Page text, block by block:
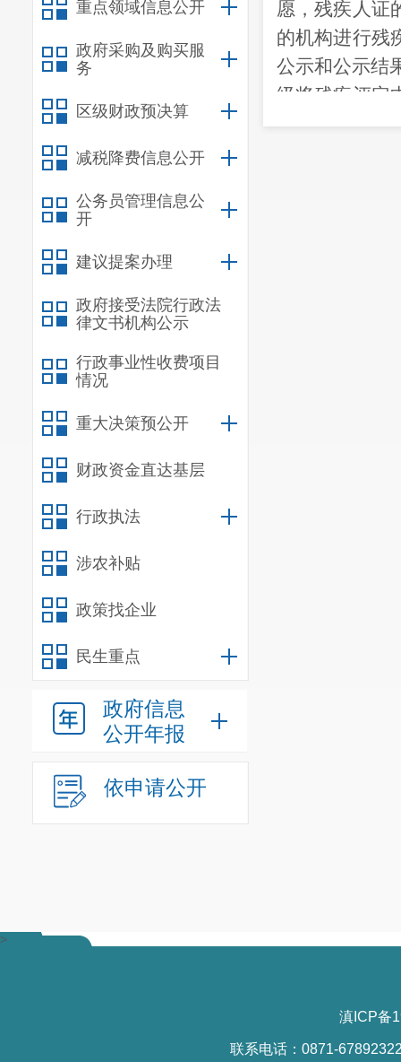
重点领域信息公开
政府采购及购买服
务
区级财政预决算
减税降费信息公开
公务员管理信息公
开
建议提案办理
政府接受法院行政法
律文书机构公示
行政事业性收费项目
情况
重大决策预公开
财政资金直达基层
行政执法
涉农补贴
政策找企业
民生重点
政府信息
公开年报
依申请公开
愿，残疾人证
的机构进行残
公示和公示
级将残疾评定
神、智力必须
>
滇ICP备
联系电话：0871-